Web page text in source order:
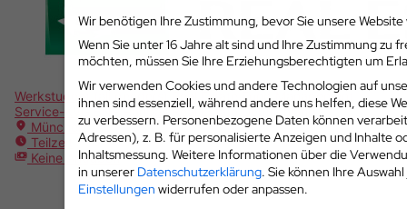
Werkstudent (all genders) Real Estate Fund Management
Service-KVG BNP Paribas Real Estate Deutschland
München
Teilzeit
Keine Angaben
Wir benötigen Ihre Zustimmung, bevor Sie unsere
Wenn Sie unter 16 Jahre alt sind und Ihre Zustimmung zu
möchten, müssen Sie Ihre Erziehungsberechtigten um
Wir verwenden Cookies und andere Technologien auf
ihnen sind essenziell, während andere uns helfen, diese
zu verbessern. Personenbezogene Daten können
Adressen), z. B. für personalisierte Anzeigen und Inhalte
Inhaltsmessung. Weitere Informationen über die
in unserer Datenschutzerklärung. Sie können Ihre
Einstellungen widerrufen oder anpassen.